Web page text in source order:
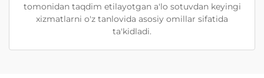
tomonidan taqdim etilayotgan a'lo sotuvdan keyingi
xizmatlarni o'z tanlovida asosiy omillar sifatida
ta'kidladi.